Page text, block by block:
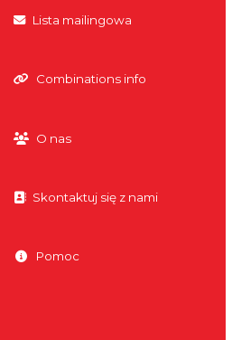
Lista mailingowa
Combinations info
O nas
Skontaktuj się z nami
Pomoc